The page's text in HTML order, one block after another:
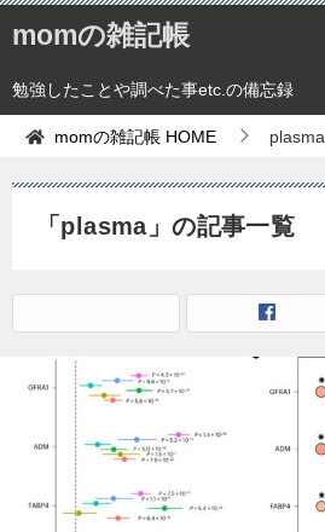
momの雑記帳
勉強したことや調べた事etc.の備忘録
momの雑記帳 HOME plasma
「plasma」の記事一覧